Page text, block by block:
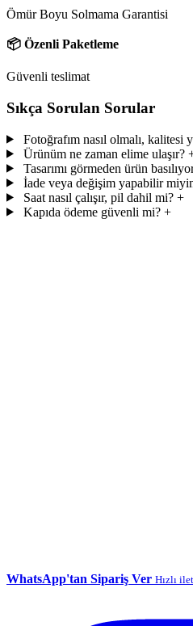
Ömür Boyu Solmama Garantisi
📦 Özenli Paketleme
Güvenli teslimat
Sıkça Sorulan Sorular
Fotoğrafım nasıl olmalı, kalitesi
Ürünüm ne zaman elime ulaşır?
Tasarımı görmeden ürün
İade veya değişim yapabilir
Saat nasıl çalışır, pil dahil mi? +
Kapıda ödeme güvenli mi? +
WhatsApp'tan Sipariş Ver Hızlı